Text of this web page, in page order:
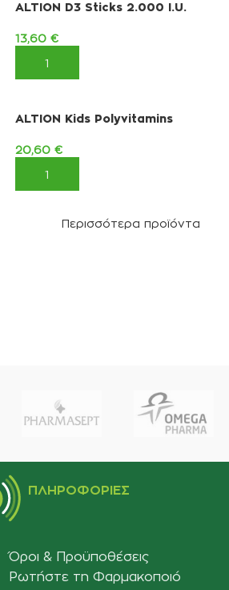
ALTION D3 Sticks 2.000 I.U.
13,60 €
ΠΡΟΣΘΉΚΗ ΣΤΟ ΚΑΛΆΘΙ
ALTION Kids Polyvitamins
20,60 €
ΠΡΟΣΘΉΚΗ ΣΤΟ ΚΑΛΆΘΙ
Περισσότερα προϊόντα
ΠΛΗΡΟΦΟΡΊΕΣ
Όροι & Προϋποθέσεις
Ρωτήστε τη Φαρμακοποιό